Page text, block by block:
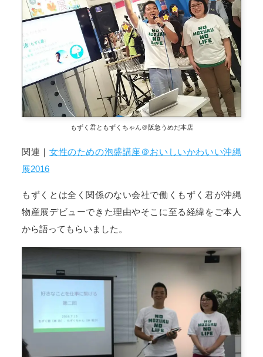
もずく君ともずくちゃん＠阪急うめだ本店
関連｜女性のための泡盛講座＠おいしいかわいい沖縄
展2016
もずくとは全く関係のない会社で働くもずく君が沖縄
物産展デビューできた理由やそこに至る経緯をご本人
から語ってもらいました。